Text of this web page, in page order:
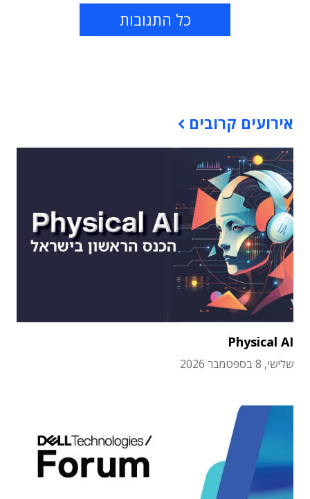
כל התגובות
אירועים קרובים
Physical AI
שלישי, 8 בספטמבר 2026